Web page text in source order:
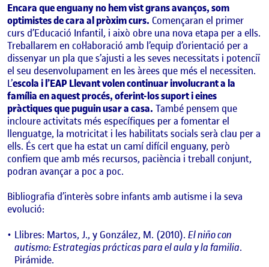
Encara que enguany no hem vist grans avanços, som
optimistes de cara al pròxim curs. Començaran el primer
curs d’Educació Infantil, i això obre una nova etapa per a ells.
Treballarem en col·laboració amb l’equip d’orientació per a
dissenyar un pla que s’ajusti a les seves necessitats i potenciï
el seu desenvolupament en les àrees que més el necessiten.
L’escola i l’EAP Llevant volen continuar involucrant a la
família en aquest procés, oferint-los suport i eines
pràctiques que puguin usar a casa. També pensem que
incloure activitats més específiques per a fomentar el
llenguatge, la motricitat i les habilitats socials serà clau per a
ells. És cert que ha estat un camí difícil enguany, però
confiem que amb més recursos, paciència i treball conjunt,
podran avançar a poc a poc.
Bibliografia d’interès sobre infants amb autisme i la seva
evolució:
Llibres: Martos, J., y González, M. (2010). El niño con
autismo: Estrategias prácticas para el aula y la familia.
Pirámide.